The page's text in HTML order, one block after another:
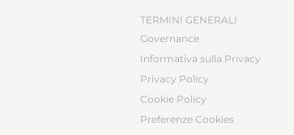
TERMINI GENERALI
Governance
Informativa sulla Privacy
Privacy Policy
Cookie Policy
Preferenze Cookies